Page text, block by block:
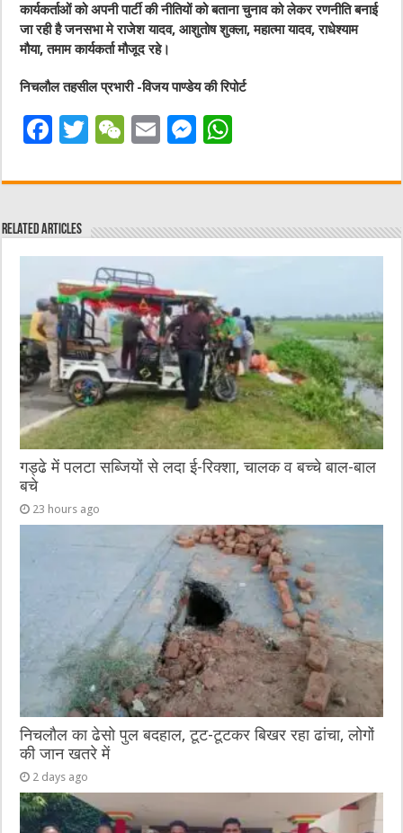
कार्यकर्ताओं को अपनी पार्टी की नीतियों को बताना चुनाव को लेकर रणनीति बनाई
जा रही है जनसभा मे राजेश यादव, आशुतोष शुक्ला, महात्मा यादव, राधेश्याम
मौया, तमाम कार्यकर्ता मौजूद रहे।
निचलौल तहसील प्रभारी -विजय पाण्डेय की रिपोर्ट
F
c
e
b
o
o
k
T
it
r
W
C
at
E
ai
M
ss
n
er
at
A
p
Related Articles
गड्ढे में पलटा सब्जियों से लदा ई-रिक्शा, चालक व बच्चे बाल-बाल
बचे
23 hours ago
निचलौल का ढेसो पुल बदहाल, टूट-टूटकर बिखर रहा ढांचा, लोगों
की जान खतरे में
2 days ago